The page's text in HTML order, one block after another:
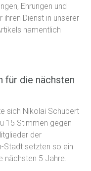
Ehrungen und
Dienst in unserer
namentlich
für die nächsten
sich Nikolai Schubert
15 Stimmen gegen
der
Stadt setzten so ein
nächsten 5 Jahre.